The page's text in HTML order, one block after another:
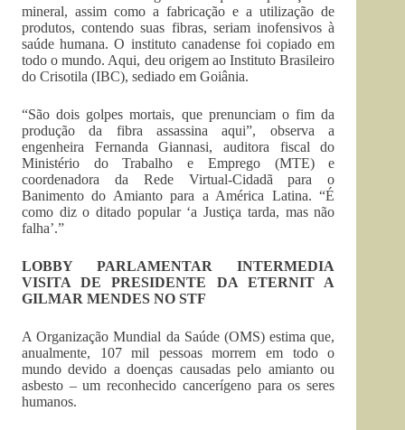
mineral, assim como a fabricação e a utilização de
produtos, contendo suas fibras, seriam inofensivos à
saúde humana. O instituto canadense foi copiado em
todo o mundo. Aqui, deu origem ao Instituto Brasileiro
do Crisotila (IBC), sediado em Goiânia.
“São dois golpes mortais, que prenunciam o fim da
produção da fibra assassina aqui”, observa a
engenheira Fernanda Giannasi, auditora fiscal do
Ministério do Trabalho e Emprego (MTE) e
coordenadora da Rede Virtual-Cidadã para o
Banimento do Amianto para a América Latina. “É
como diz o ditado popular ‘a Justiça tarda, mas não
falha’.”
LOBBY PARLAMENTAR INTERMEDIA
VISITA DE PRESIDENTE DA ETERNIT A
GILMAR MENDES NO STF
A Organização Mundial da Saúde (OMS) estima que,
anualmente, 107 mil pessoas morrem em todo o
mundo devido a doenças causadas pelo amianto ou
asbesto – um reconhecido cancerígeno para os seres
humanos.